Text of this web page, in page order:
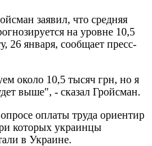
заявил, что средняя
на уровне 10,5
26 января, сообщает пресс-
около 10,5 тысяч грн, но я
выше", - сказал Гройсман.
оплаты труда ориентир
которых украинцы
в Украине.